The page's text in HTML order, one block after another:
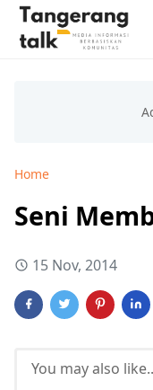
Home
Seni
15 Nov, 2014
You may also